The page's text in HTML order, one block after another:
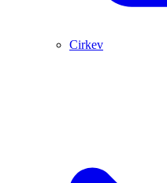
Cirkev